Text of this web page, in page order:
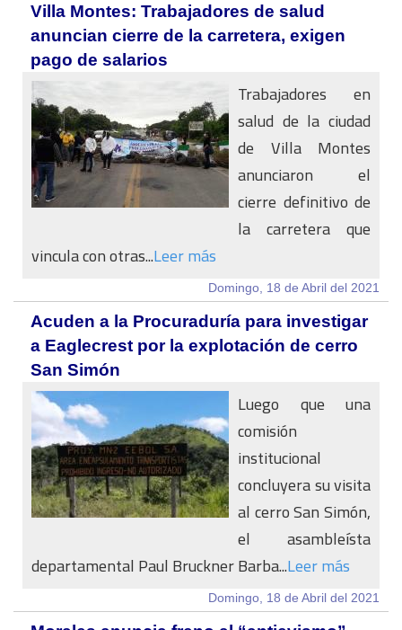
Villa Montes: Trabajadores de salud
anuncian cierre de la carretera, exigen
pago de salarios
Trabajadores en
salud de la ciudad
de Villa Montes
anunciaron el
cierre definitivo de
la carretera que
vincula con otras...Leer más
Domingo, 18 de Abril del 2021
Acuden a la Procuraduría para investigar
a Eaglecrest por la explotación de cerro
San Simón
Luego que una
comisión
institucional
concluyera su visita
al cerro San Simón,
el asambleísta
departamental Paul Bruckner Barba...Leer más
Domingo, 18 de Abril del 2021